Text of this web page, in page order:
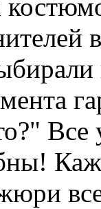
Все